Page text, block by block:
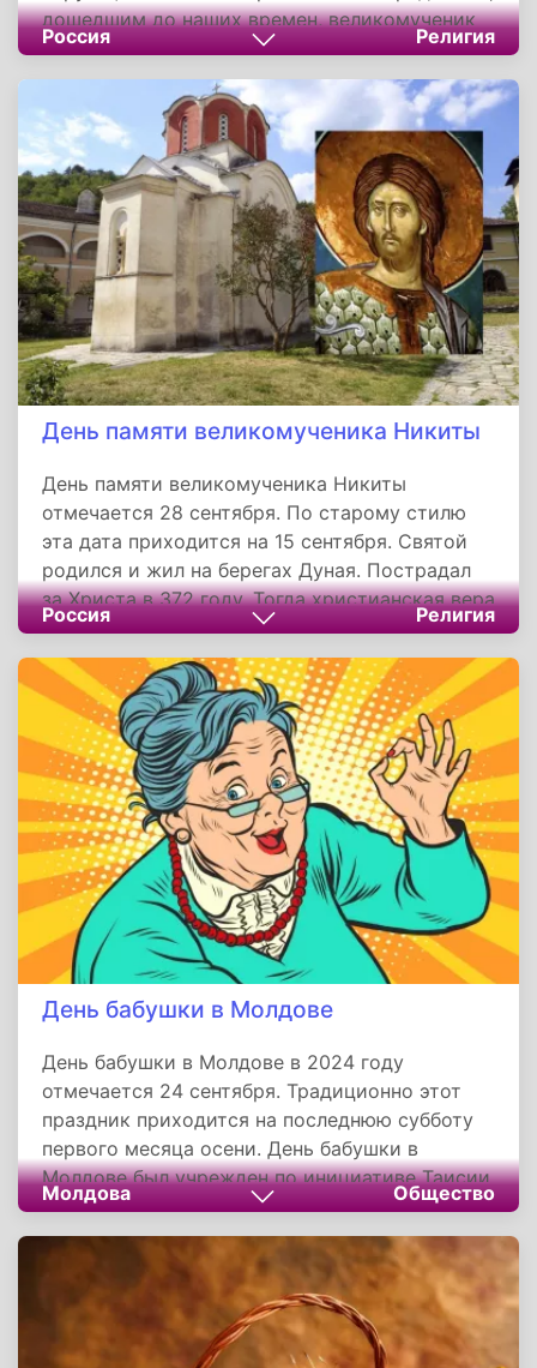
дошедшим до наших времен, великомученик
Никита, будучи язычником, во сне увидел
Богомладенца с крестом в руках. После
пробуждения на своей груди он обнаружил
иконку, на которой были изображены
Богоматерь с сидящим на ее коленях
Иисусом.
Россия Религия
День памяти великомученика Никиты
День памяти великомученика Никиты
отмечается 28 сентября. По старому стилю
эта дата приходится на 15 сентября. Святой
родился и жил на берегах Дуная. Пострадал
за Христа в 372 году. Тогда христианская вера
уже широко распространилась в стране
готов.
Россия Религия
День бабушки в Молдове
День бабушки в Молдове в 2024 году
отмечается 24 сентября. Традиционно этот
праздник приходится на последнюю субботу
первого месяца осени. День бабушки в
Молдове был учрежден по инициативе Таисии
Михайловны Ворониной, первой леди в
страны, в 2007 году.
Молдова Общество